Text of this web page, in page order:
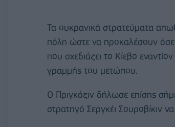
Τα ουκρανικά στρατεύματα
πόλη ώστε να προκαλέσουν
που σχεδιάζει το Κίεβο
γραμμής του μετώπου.
Ο Πριγκόζιν δήλωσε επίσης
στρατηγό Σεργκέι Σουροβίκιν